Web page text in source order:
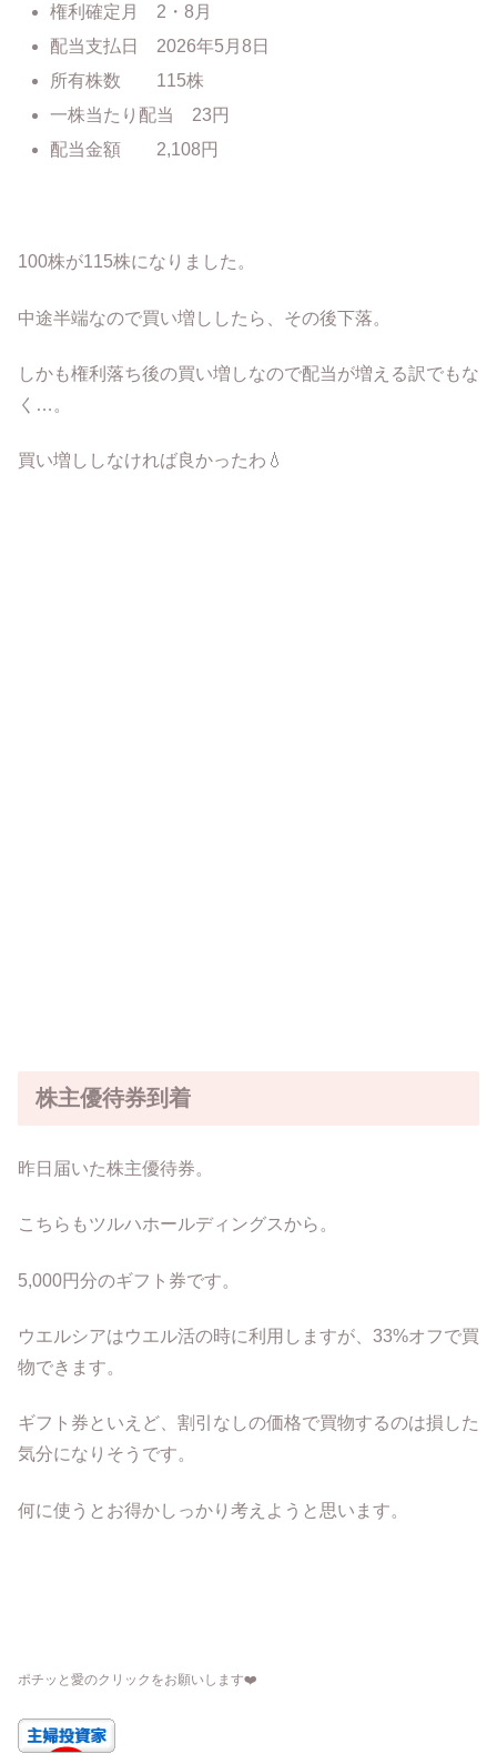
権利確定月 2・8月
配当支払日 2026年5月8日
所有株数 115株
一株当たり配当 23円
配当金額 2,108円
100株が115株になりました。
中途半端なので買い増ししたら、その後下落。
しかも権利落ち後の買い増しなので配当が増える訳でもな
く…。
買い増ししなければ良かったわ💧
株主優待券到着
昨日届いた株主優待券。
こちらもツルハホールディングスから。
5,000円分のギフト券です。
ウエルシアはウエル活の時に利用しますが、33%オフで買
物できます。
ギフト券といえど、割引なしの価格で買物するのは損した
気分になりそうです。
何に使うとお得かしっかり考えようと思います。
ポチッと愛のクリックをお願いします❤️